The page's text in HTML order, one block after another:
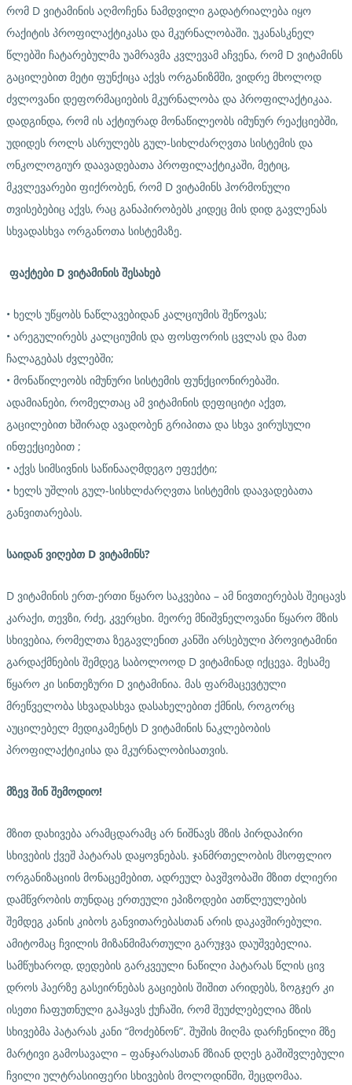
რომ D ვიტამინის აღმოჩენა ნამდვილი გადატრიალება იყო
რაქიტის პროფილაქტიკასა და მკურნალობაში. უკანასკნელ
წლებში ჩატარებულმა უამრავმა კვლევამ აჩვენა, რომ D ვიტამინს
გაცილებით მეტი ფუნქიცა აქვს ორგანიზმში, ვიდრე მხოლოდ
ძვლოვანი დეფორმაციების მკურნალობა და პროფილაქტიკაა.
დადგინდა, რომ ის აქტიურად მონაწილეობს იმუნურ რეაქციებში,
უდიდეს როლს ასრულებს გულ-სიხლძარღვთა სისტემის და
ონკოლოგიურ დაავადებათა პროფილაქტიკაში, მეტიც,
მკვლევარები ფიქრობენ, რომ D ვიტამინს ჰორმონული
თვისებებიც აქვს, რაც განაპირობებს კიდეც მის დიდ გავლენას
სხვადასხვა ორგანოთა სისტემაზე.
ფაქტები D ვიტამინისშესახებ
• ხელს უწყობს ნაწლავებიდან კალციუმის შეწოვას;
• არეგულირებს კალციუმის და ფოსფორის ცვლას და მათ
ჩალაგებას ძვლებში;
• მონაწილეობს იმუნური სისტემის ფუნქციონირებაში.
ადამიანები, რომელთაც ამ ვიტამინის დეფიციტი აქვთ,
გაცილებით ხშირად ავადობენ გრიპითა და სხვა ვირუსული
ინფექციებით ;
• აქვს სიმსივნის საწინააღმდეგო ეფექტი;
• ხელს უშლის გულ-სისხლძარღვთა სისტემის დაავადებათა
განვითარებას.
საიდანვიღებთ D ვიტამინს?
D ვიტამინის ერთ-ერთი წყარო საკვებია – ამ ნივთიერებას შეიცავს
კარაქი, თევზი, რძე, კვერცხი. მეორე მნიშვნელოვანი წყარო მზის
სხივებია, რომელთა ზეგავლენით კანში არსებული პროვიტამინი
გარდაქმნების შემდეგ საბოლოოდ D ვიტამინად იქცევა. მესამე
წყარო კი სინთეზური D ვიტამინია. მას ფარმაცევტული
მრეწველობა სხვადასხვა დასახელებით ქმნის, როგორც
აუცილებელ მედიკამენტს D ვიტამინის ნაკლებობის
პროფილაქტიკისა და მკურნალობისათვის.
მზევ შინშემოდიო!
მზით დახივება არამცდარამც არ ნიშნავს მზის პირდაპირი
სხივების ქვეშ პატარას დაყოვნებას. ჯანმრთელობის მსოფლიო
ორგანიზაციის მონაცემებით, ადრეულ ბავშვობაში მზით ძლიერი
დამწვრობის თუნდაც ერთეული ეპიზოდები ათწლეულების
შემდეგ კანის კიბოს განვითარებასთან არის დაკავშირებული.
ამიტომაც ჩვილის მიზანმიმართული გარუჯვა დაუშვებელია.
სამწუხაროდ, დედების გარკვეული ნაწილი პატარას წლის ცივ
დროს ჰაერზე გასეირნებას გაციების შიშით არიდებს, ზოგჯერ კი
ისეთი ჩაფუთნული გაჰყავს ქუჩაში, რომ შეუძლებელია მზის
სხივებმა პატარას კანი “მოძებნონ”. შუშის მიღმა დარჩენილი მზე
მარტივი გამოსავალი – ფანჯარასთან მზიან დღეს გაშიშვლებული
ჩვილი ულტრასიიფერი სხივების მოლოდინში, შეცდომაა.